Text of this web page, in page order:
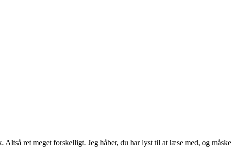
ret meget forskelligt. Jeg håber, du har lyst til at læse med, og måske